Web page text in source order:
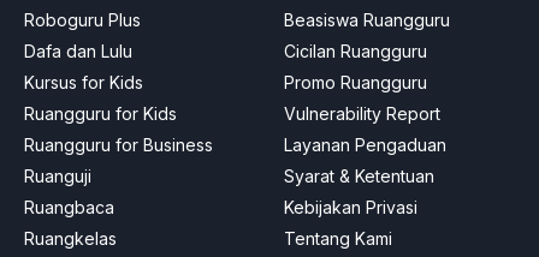
Roboguru Plus
Dafa dan Lulu
Kursus for Kids
Ruangguru for Kids
Ruangguru for Business
Ruanguji
Ruangbaca
Ruangkelas
Beasiswa Ruangguru
Cicilan Ruangguru
Promo Ruangguru
Vulnerability Report
Layanan Pengaduan
Syarat & Ketentuan
Kebijakan Privasi
Tentang Kami